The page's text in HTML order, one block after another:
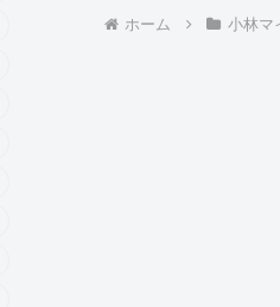
ホーム 小林マ